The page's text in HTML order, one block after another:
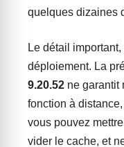
quelques dizaines
Le détail
déploiement. La
9.20.52 ne garantit
fonction à
vous pouvez
vider le cache, et